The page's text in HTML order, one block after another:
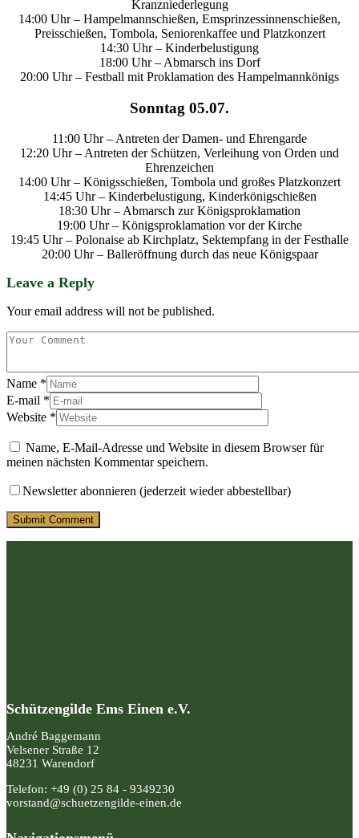
Kranzniederlegung
14:00 Uhr – Hampelmannschießen, Emsprinzessinnenschießen,
Preisschießen, Tombola, Seniorenkaffee und Platzkonzert
14:30 Uhr – Kinderbelustigung
18:00 Uhr – Abmarsch ins Dorf
20:00 Uhr – Festball mit Proklamation des Hampelmannkönigs
Sonntag 05.07.
11:00 Uhr – Antreten der Damen- und Ehrengarde
12:20 Uhr – Antreten der Schützen, Verleihung von Orden und
Ehrenzeichen
14:00 Uhr – Königsschießen, Tombola und großes Platzkonzert
14:45 Uhr – Kinderbelustigung, Kinderkönigschießen
18:30 Uhr – Abmarsch zur Königsproklamation
19:00 Uhr – Königsproklamation vor der Kirche
19:45 Uhr – Polonaise ab Kirchplatz, Sektempfang in der Festhalle
20:00 Uhr – Balleröffnung durch das neue Königspaar
Leave a Reply
Your email address will not be published.
Name *
E-mail *
Website *
Name, E-Mail-Adresse und Website in diesem Browser für
meinen nächsten Kommentar speichern.
Newsletter abonnieren (jederzeit wieder abbestellbar)
Schützengilde Ems Einen e.V.
André Baggemann
Velsener Straße 12
48231 Warendorf
Telefon: +49 (0) 25 84 - 9349230
vorstand@schuetzengilde-einen.de